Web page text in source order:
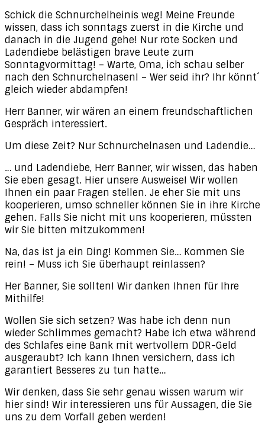
Schick die Schnurchelheinis weg! Meine Freunde
wissen, dass ich sonntags zuerst in die Kirche und
danach in die Jugend gehe! Nur rote Socken und
Ladendiebe belästigen brave Leute zum
Sonntagvormittag! – Warte, Oma, ich schau selber
nach den Schnurchelnasen! – Wer seid ihr? Ihr könnt´
gleich wieder abdampfen!
Herr Banner, wir wären an einem freundschaftlichen
Gespräch interessiert.
Um diese Zeit? Nur Schnurchelnasen und Ladendie…
… und Ladendiebe, Herr Banner, wir wissen, das haben
Sie eben gesagt. Hier unsere Ausweise! Wir wollen
Ihnen ein paar Fragen stellen. Je eher Sie mit uns
kooperieren, umso schneller können Sie in ihre Kirche
gehen. Falls Sie nicht mit uns kooperieren, müssten
wir Sie bitten mitzukommen!
Na, das ist ja ein Ding! Kommen Sie… Kommen Sie
rein! – Muss ich Sie überhaupt reinlassen?
Her Banner, Sie sollten! Wir danken Ihnen für Ihre
Mithilfe!
Wollen Sie sich setzen? Was habe ich denn nun
wieder Schlimmes gemacht? Habe ich etwa während
des Schlafes eine Bank mit wertvollem DDR-Geld
ausgeraubt? Ich kann Ihnen versichern, dass ich
garantiert Besseres zu tun hatte…
Wir denken, dass Sie sehr genau wissen warum wir
hier sind! Wir interessieren uns für Aussagen, die Sie
uns zu dem Vorfall geben werden!